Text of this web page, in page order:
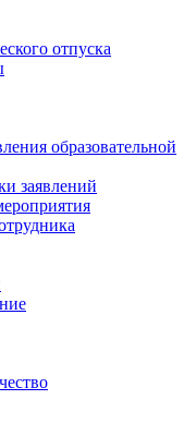
отпуска
образовательной
заявлений